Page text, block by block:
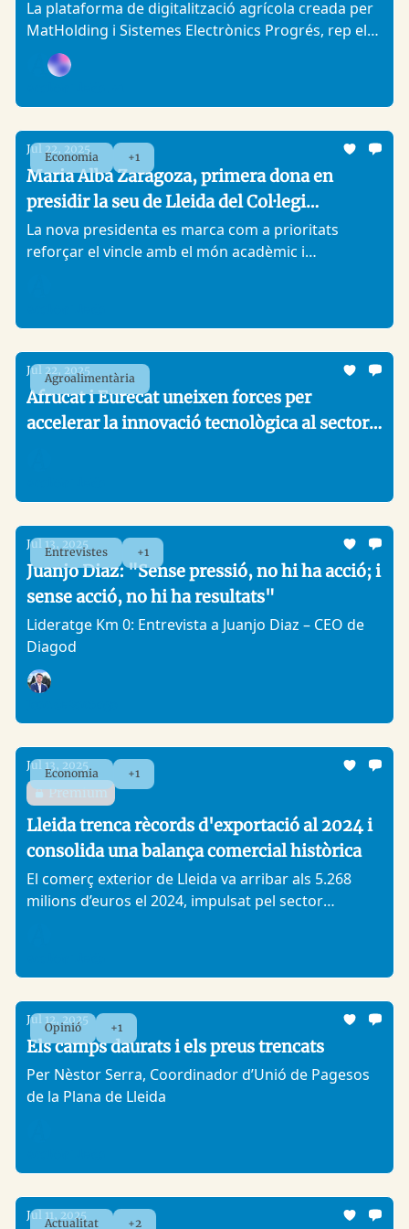
segons ACCIÓ
La plataforma de digitalització agrícola creada per
MatHolding i Sistemes Electrònics Progrés, rep el
distintiu ‘Catalonia Exponential Leaders’ per la seva
aposta per la innovació i la sostenibilitat al sector
Economia +1
Jul 22, 2025
Maria Alba Zaragoza, primera dona en
presidir la seu de Lleida del Col·legi
d’Economistes de Catalunya
La nova presidenta es marca com a prioritats
reforçar el vincle amb el món acadèmic i
Agroalimentària
Jul 22, 2025
Afrucat i Eurecat uneixen forces per
accelerar la innovació tecnològica al sector
Entrevistes +1
Jul 13, 2025
Juanjo Diaz: "Sense pressió, no hi ha acció; i
sense acció, no hi ha resultats"
Lideratge Km 0: Entrevista a Juanjo Diaz – CEO de
Diagod
Economia +1
Jul 13, 2025
Premium
Lleida trenca rècords d'exportació al 2024 i
consolida una balança comercial històrica
El comerç exterior de Lleida va arribar als 5.268
milions d’euros el 2024, impulsat pel sector
Opinió +1
Jul 12, 2025
Els camps daurats i els preus trencats
Per Nèstor Serra, Coordinador d’Unió de Pagesos
de la Plana de Lleida
Actualitat +2
Jul 11, 2025